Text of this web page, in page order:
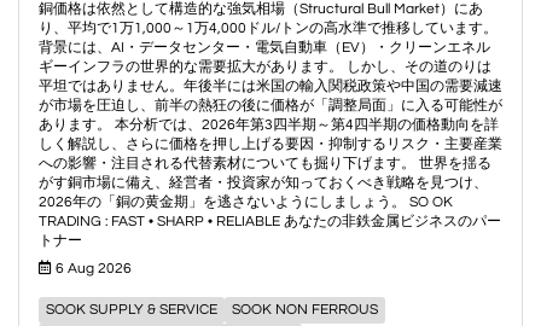
銅価格は依然として構造的な強気相場（Structural Bull Market）にあ
り、平均で1万1,000～1万4,000ドル/トンの高水準で推移しています。
背景には、AI・データセンター・電気自動車（EV）・クリーンエネル
ギーインフラの世界的な需要拡大があります。 しかし、その道のりは
平坦ではありません。年後半には米国の輸入関税政策や中国の需要減速
が市場を圧迫し、前半の熱狂の後に価格が「調整局面」に入る可能性が
あります。 本分析では、2026年第3四半期～第4四半期の価格動向を詳
しく解説し、さらに価格を押し上げる要因・抑制するリスク・主要産業
への影響・注目される代替素材についても掘り下げます。 世界を揺る
がす銅市場に備え、経営者・投資家が知っておくべき戦略を見つけ、
2026年の「銅の黄金期」を逃さないようにしましょう。 SO OK
TRADING : FAST • SHARP • RELIABLE あなたの非鉄金属ビジネスのパー
トナー
6 Aug 2026
SOOK SUPPLY & SERVICE
SOOK NON FERROUS